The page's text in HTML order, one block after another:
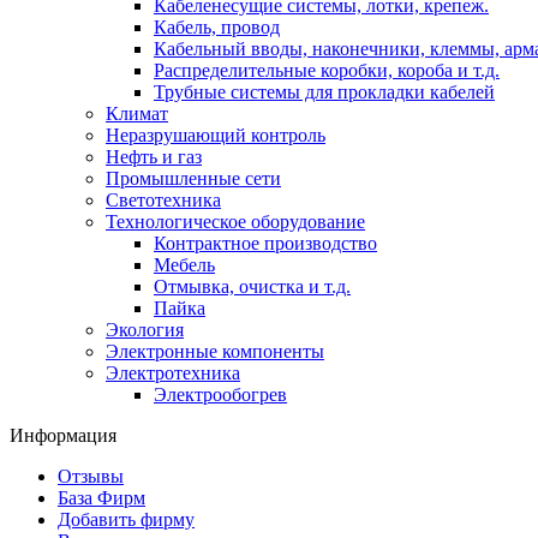
Кабеленесущие системы, лотки, крепеж.
Кабель, провод
Кабельный вводы, наконечники, клеммы,
Распределительные коробки, короба и т.д.
Трубные системы для прокладки кабелей
Климат
Неразрушающий контроль
Нефть и газ
Промышленные сети
Светотехника
Технологическое оборудование
Контрактное производство
Мебель
Отмывка, очистка и т.д.
Пайка
Экология
Электронные компоненты
Электротехника
Электрообогрев
Информация
Отзывы
База Фирм
Добавить фирму